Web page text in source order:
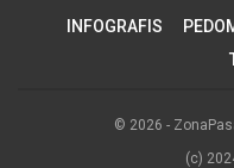
INFOGRAFIS
© 2026 -
(c)